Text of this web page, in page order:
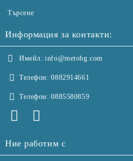
Търсене
Информация за контакти:
Имейл: info@metobg.com
Телефон: 0882914661
Телефон: 0885580859
Ние работим с